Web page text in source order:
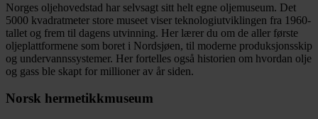
Norges oljehovedstad har selvsagt sitt helt egne oljemuseum. Det
5000 kvadratmeter store museet viser teknologiutviklingen fra 1960-
tallet og frem til dagens utvinning. Her lærer du om de aller første
oljeplattformene som boret i Nordsjøen, til moderne produksjonsskip
og undervannssystemer. Her fortelles også historien om hvordan olje
og gass ble skapt for millioner av år siden.
Norsk hermetikkmuseum